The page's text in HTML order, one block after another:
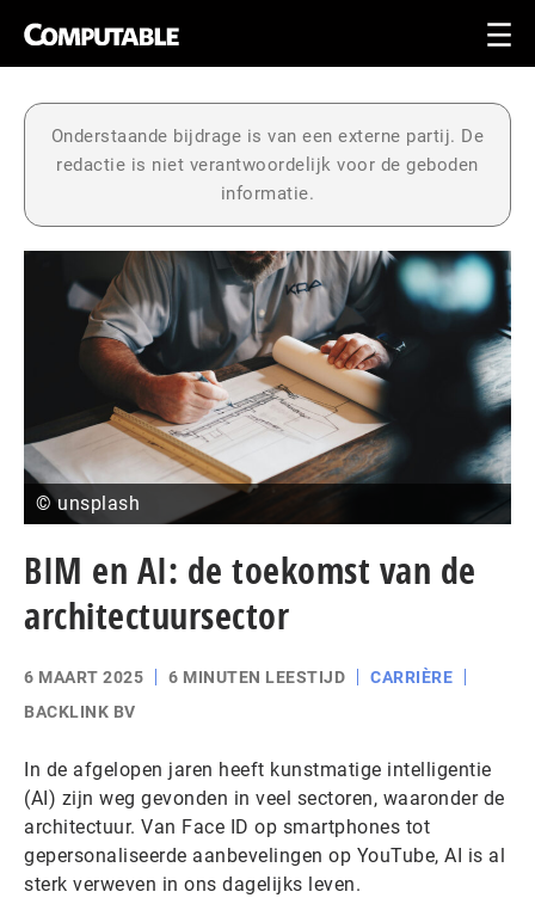
Onderstaande bijdrage is van een externe partij. De
redactie is niet verantwoordelijk voor de geboden
informatie.
© unsplash
BIM en AI: de toekomst van de
architectuursector
6 MAART 2025 6 MINUTEN LEESTIJD
CARRIÈRE
BACKLINK BV
In de afgelopen jaren heeft kunstmatige intelligentie
(AI) zijn weg gevonden in veel sectoren, waaronder de
architectuur. Van Face ID op smartphones tot
gepersonaliseerde aanbevelingen op YouTube, AI is al
sterk verweven in ons dagelijks leven.